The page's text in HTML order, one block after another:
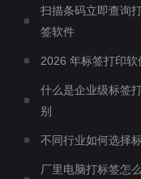
扫描条码立即查询
签软件
2026 年标签打印
什么是企业级标签
别
不同行业如何选择
厂里电脑打标签怎